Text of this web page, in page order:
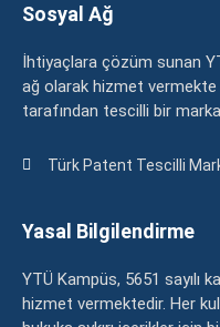
Sosyal Ağ
İhtiyaçlara çözüm sunan
ağ olarak hizmet
tarafından tescilli bir
Türk Patent Tescilli
Yasal Bilgilendirme
YTÜ Kampüs, 5651 sayılı
hizmet vermektedir. Her